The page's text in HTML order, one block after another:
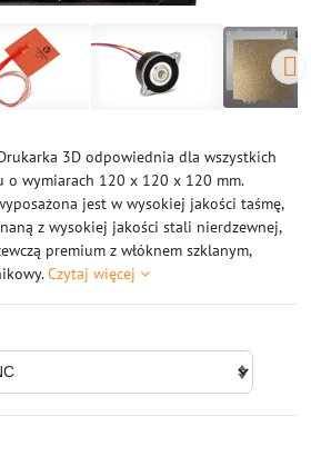
3D odpowiednia dla wszystkich
o wymiarach 120 x 120 x 120 mm.
jest w wysokiej jakości taśmę,
z wysokiej jakości stali nierdzewnej,
premium z włóknem szklanym,
Czytaj więcej